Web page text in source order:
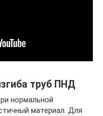
труб ПНД
нормальной
материал. Для